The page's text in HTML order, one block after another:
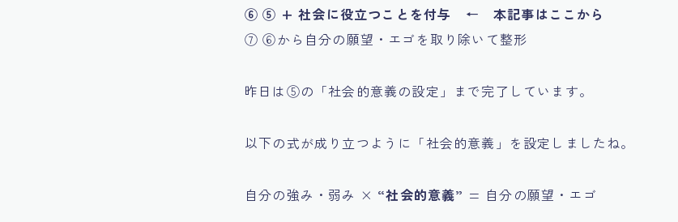
⑥ ⑤ + 社会に役立つことを付与 ← 本記事はここから
⑦ ⑥から自分の願望・エゴを取り除いて整形
昨日は⑤の「社会的意義の設定」まで完了しています。
以下の式が成り立つように「社会的意義」を設定しましたね。
自分の強み・弱み × “社会的意義” = 自分の願望・エゴ